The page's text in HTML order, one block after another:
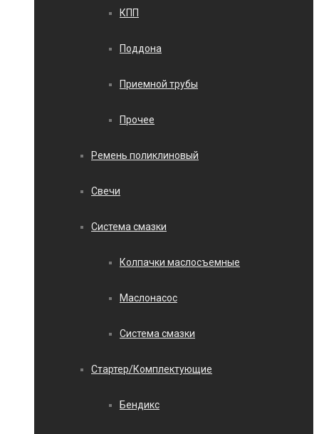
КПП
Поддона
Приемной трубы
Прочее
Ремень поликлиновый
Свечи
Система смазки
Колпачки маслосъемные
Маслонасос
Система смазки
Стартер/Комплектующие
Бендикс